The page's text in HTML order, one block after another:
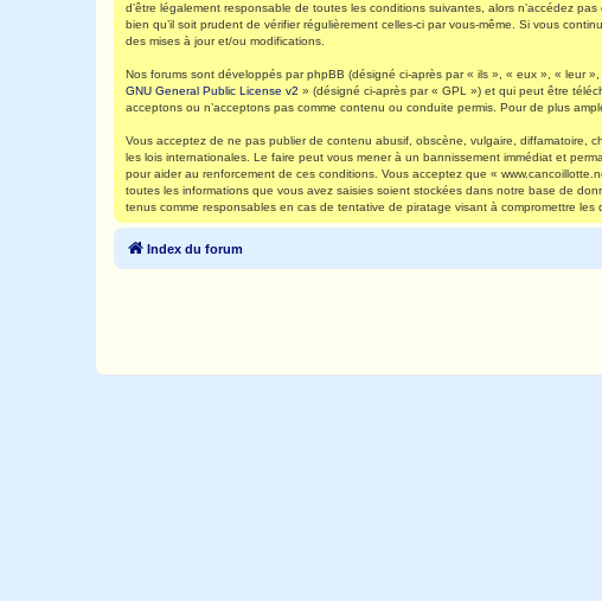
d’être légalement responsable de toutes les conditions suivantes, alors n’accédez
bien qu’il soit prudent de vérifier régulièrement celles-ci par vous-même. Si vous
des mises à jour et/ou modifications.
Nos forums sont développés par phpBB (désigné ci-après par « ils », « eux », « leur
GNU General Public License v2 » (désigné ci-après par « GPL ») et qui peut être
acceptons ou n’acceptons pas comme contenu ou conduite permis. Pour de plus
Vous acceptez de ne pas publier de contenu abusif, obscène, vulgaire, diffamatoire,
les lois internationales. Le faire peut vous mener à un bannissement immédiat et
pour aider au renforcement de ces conditions. Vous acceptez que «
toutes les informations que vous avez saisies soient stockées dans notre base de
tenus comme responsables en cas de tentative de piratage visant à compromettre les
Index du forum